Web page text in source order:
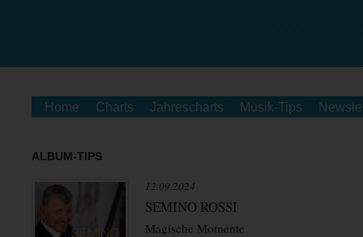
Home Charts Jahrescharts Musik-Tips
ALBUM-TIPS
12.09.2024
SEMINO ROSSI
Magische Momente